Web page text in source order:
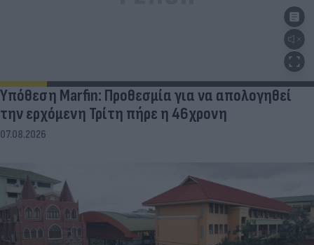
Υπόθεση Marfin: Προθεσμία για να απολογηθεί
την ερχόμενη Τρίτη πήρε η 46χρονη
07.08.2026